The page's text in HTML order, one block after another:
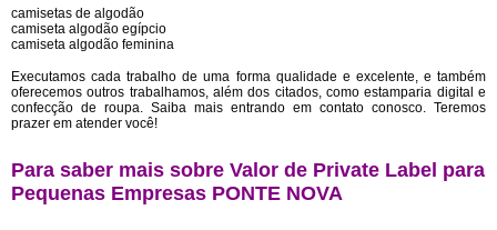
camisetas de algodão
camiseta algodão egípcio
camiseta algodão feminina
Executamos cada trabalho de uma forma qualidade e excelente, e também
oferecemos outros trabalhamos, além dos citados, como estamparia digital e
confecção de roupa. Saiba mais entrando em contato conosco. Teremos
prazer em atender você!
Para saber mais sobre Valor de Private Label para
Pequenas Empresas PONTE NOVA